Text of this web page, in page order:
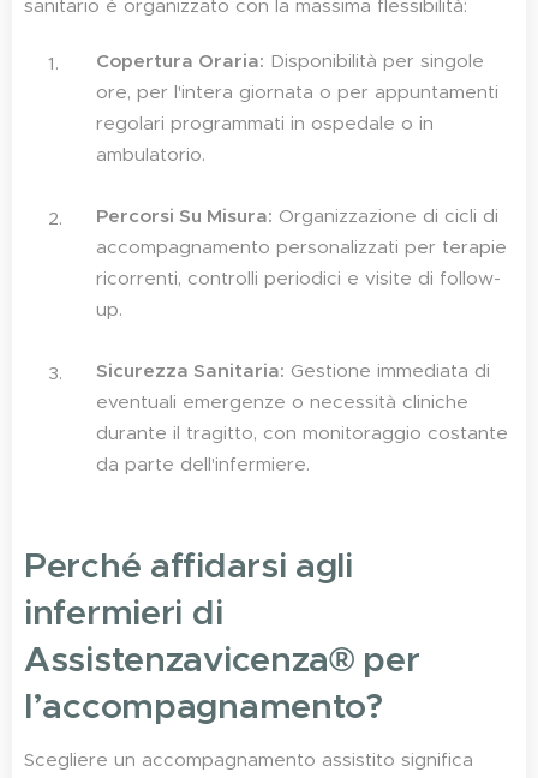
sanitario è organizzato con la massima flessibilità:
Copertura Oraria: Disponibilità per singole
ore, per l'intera giornata o per appuntamenti
regolari programmati in ospedale o in
ambulatorio.
Percorsi Su Misura: Organizzazione di cicli di
accompagnamento personalizzati per terapie
ricorrenti, controlli periodici e visite di follow-
up.
Sicurezza Sanitaria: Gestione immediata di
eventuali emergenze o necessità cliniche
durante il tragitto, con monitoraggio costante
da parte dell'infermiere.
Perché affidarsi agli
infermieri di
Assistenzavicenza® per
l’accompagnamento?
Scegliere un accompagnamento assistito significa